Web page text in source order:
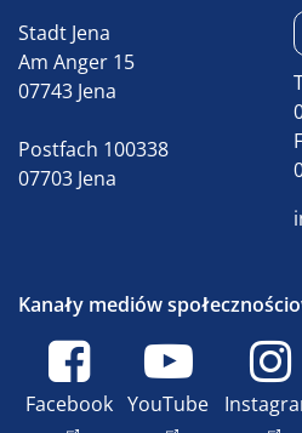
Stadt Jena
Am Anger 15
07743 Jena
Postfach 100338
07703 Jena
Kanały mediów
Facebook YouTube